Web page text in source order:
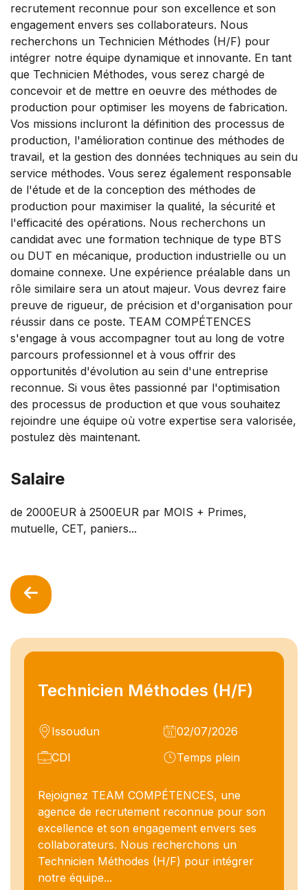
Technicien Méthodes (H/F)
Issoudun
02/07/2026
CDI
Temps plein
Rejoignez TEAM COMPÉTENCES, une
agence de recrutement reconnue pour son
excellence et son engagement envers ses
collaborateurs. Nous recherchons un
Technicien Méthodes (H/F) pour intégrer
notre équipe...
recrutement reconnue pour son excellence et son
engagement envers ses collaborateurs. Nous
recherchons un Technicien Méthodes (H/F) pour
intégrer notre équipe dynamique et innovante. En tant
que Technicien Méthodes, vous serez chargé de
concevoir et de mettre en oeuvre des méthodes de
production pour optimiser les moyens de fabrication.
Vos missions incluront la définition des processus de
production, l'amélioration continue des méthodes de
travail, et la gestion des données techniques au sein du
service méthodes. Vous serez également responsable
de l'étude et de la conception des méthodes de
production pour maximiser la qualité, la sécurité et
l'efficacité des opérations. Nous recherchons un
candidat avec une formation technique de type BTS
ou DUT en mécanique, production industrielle ou un
domaine connexe. Une expérience préalable dans un
rôle similaire sera un atout majeur. Vous devrez faire
preuve de rigueur, de précision et d'organisation pour
réussir dans ce poste. TEAM COMPÉTENCES
s'engage à vous accompagner tout au long de votre
parcours professionnel et à vous offrir des
opportunités d'évolution au sein d'une entreprise
reconnue. Si vous êtes passionné par l'optimisation
des processus de production et que vous souhaitez
rejoindre une équipe où votre expertise sera valorisée,
postulez dès maintenant.
Salaire
de 2000EUR à 2500EUR par MOIS + Primes,
mutuelle, CET, paniers...